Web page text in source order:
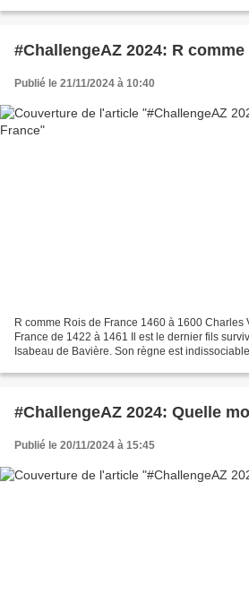
#ChallengeAZ 2024: R
Publié le 21/11/2024 à 10:40
R comme Rois de France 1460 à 1600 Charles
France de 1422 à 1461 Il est le dernier fils
Isabeau de Bavière. Son règne est
#ChallengeAZ 2024: Quelle
Publié le 20/11/2024 à 15:45